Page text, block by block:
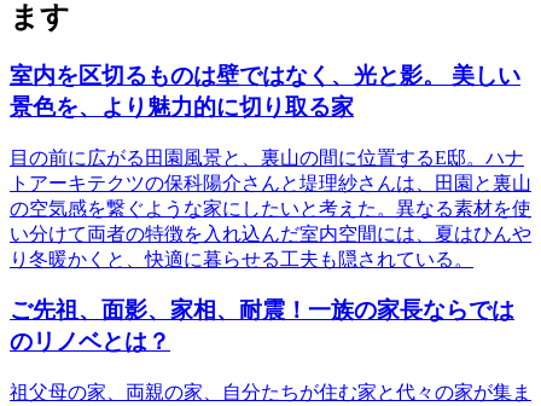
ます
室内を区切るものは壁ではなく、光と影。 美しい
景色を、より魅力的に切り取る家
目の前に広がる田園風景と、裏山の間に位置するE邸。ハナ
トアーキテクツの保科陽介さんと堤理紗さんは、田園と裏山
の空気感を繋ぐような家にしたいと考えた。異なる素材を使
い分けて両者の特徴を入れ込んだ室内空間には、夏はひんや
り冬暖かくと、快適に暮らせる工夫も隠されている。
ご先祖、面影、家相、耐震！一族の家長ならでは
のリノベとは？
祖父母の家、両親の家、自分たちが住む家と代々の家が集ま